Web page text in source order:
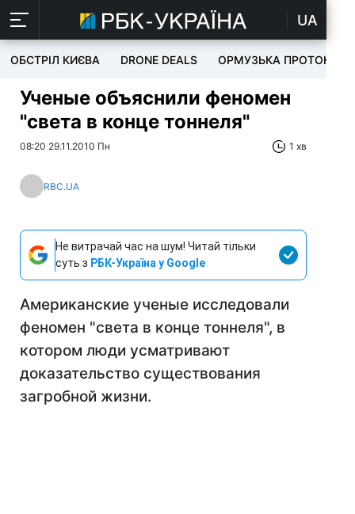
UA
ОБСТРІЛ КИЄВА DRONE DEALS ОРМУЗЬКА ПРОТОКА
Ученые объяснили феномен
"света в конце тоннеля"
08:20 29.11.2010 Пн 1 хв
RBC.UA
Не витрачай час на шум! Читай тільки
суть з РБК-Україна у Google
Американские ученые исследовали
феномен "света в конце тоннеля", в
котором люди усматривают
доказательство существования
загробной жизни.